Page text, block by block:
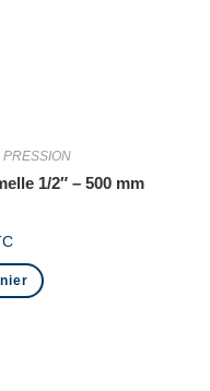
1/2″ – 500 mm